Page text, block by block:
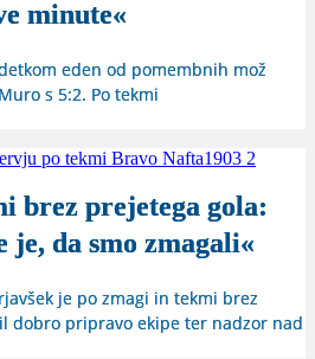
minute«
eden od pomembnih mož
s 5:2. Po tekmi
brez prejetega gola:
je, da smo zmagali«
je po zmagi in tekmi brez
dobro pripravo ekipe ter nadzor nad